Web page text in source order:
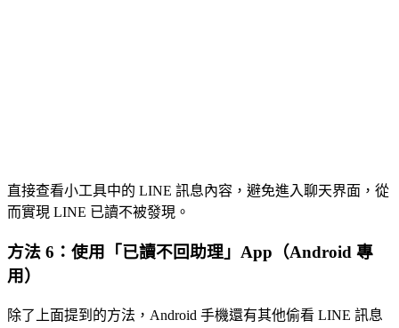
直接查看小工具中的 LINE 訊息內容，避免進入聊天界面，從
而實現 LINE 已讀不被發現。
方法 6：使用「已讀不回助理」App（Android 專
用）
除了上面提到的方法，Android 手機還有其他偷看 LINE 訊息